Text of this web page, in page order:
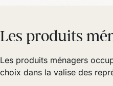
Les produits
Les produits ménagers
choix dans la valise des